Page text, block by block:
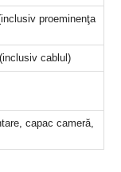
proeminenţa
cablul)
capac cameră,